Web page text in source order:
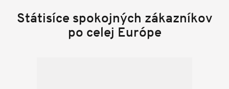
Státisíce spokojných zákazníkov
po celej Európe